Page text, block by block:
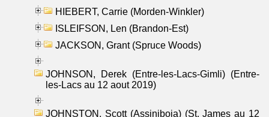
HIEBERT, Carrie (Morden-Winkler)
ISLEIFSON, Len (Brandon-Est)
JACKSON, Grant (Spruce Woods)
JOHNSON, Derek (Entre-les-Lacs-Gimli) (Entre-
les-Lacs au 12 aout 2019)
JOHNSTON, Scott (Assiniboia) (St. James au 12